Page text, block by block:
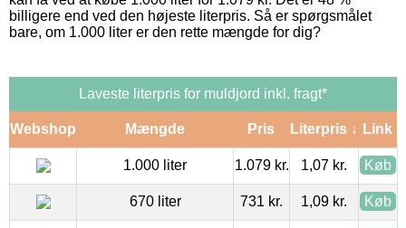
billigere end ved den højeste literpris. Så er spørgsmålet
bare, om 1.000 liter er den rette mængde for dig?
Laveste literpris for muldjord inkl. fragt*
Webshop Mængde Pris Literpris ↓ Link
1.000 liter 1.079 kr. 1,07 kr. Køb
670 liter 731 kr. 1,09 kr. Køb